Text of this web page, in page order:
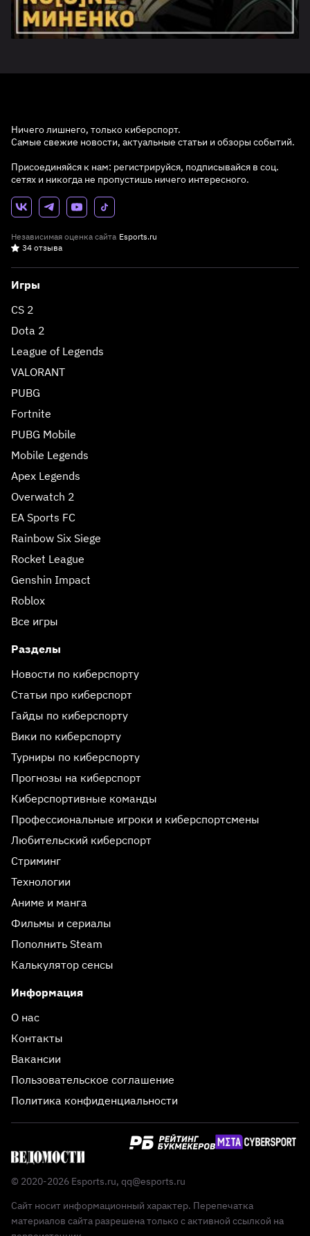
Ничего лишнего, только киберспорт.
Самые свежие новости, актуальные статьи и обзоры событий.
Присоединяйся к нам: регистрируйся, подписывайся в соц.
сетях и никогда не пропустишь ничего интересного.
Независимая оценка сайта Esports.ru
34 отзыва
Игры
CS 2
Dota 2
League of Legends
VALORANT
PUBG
Fortnite
PUBG Mobile
Mobile Legends
Apex Legends
Overwatch 2
EA Sports FC
Rainbow Six Siege
Rocket League
Genshin Impact
Roblox
Все игры
Разделы
Новости по киберспорту
Статьи про киберспорт
Гайды по киберспорту
Вики по киберспорту
Турниры по киберспорту
Прогнозы на киберспорт
Киберспортивные команды
Профессиональные игроки и киберспортсмены
Любительский киберспорт
Стриминг
Технологии
Аниме и манга
Фильмы и сериалы
Пополнить Steam
Калькулятор сенсы
Информация
О нас
Контакты
Вакансии
Пользовательское соглашение
Политика конфиденциальности
© 2020-2026 Esports.ru, qq@esports.ru
Сайт носит информационный характер. Перепечатка
материалов сайта разрешена только с активной ссылкой на